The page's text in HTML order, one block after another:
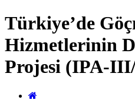
Türkiye’de
Hizmetlerinin
Projesi (IPA-